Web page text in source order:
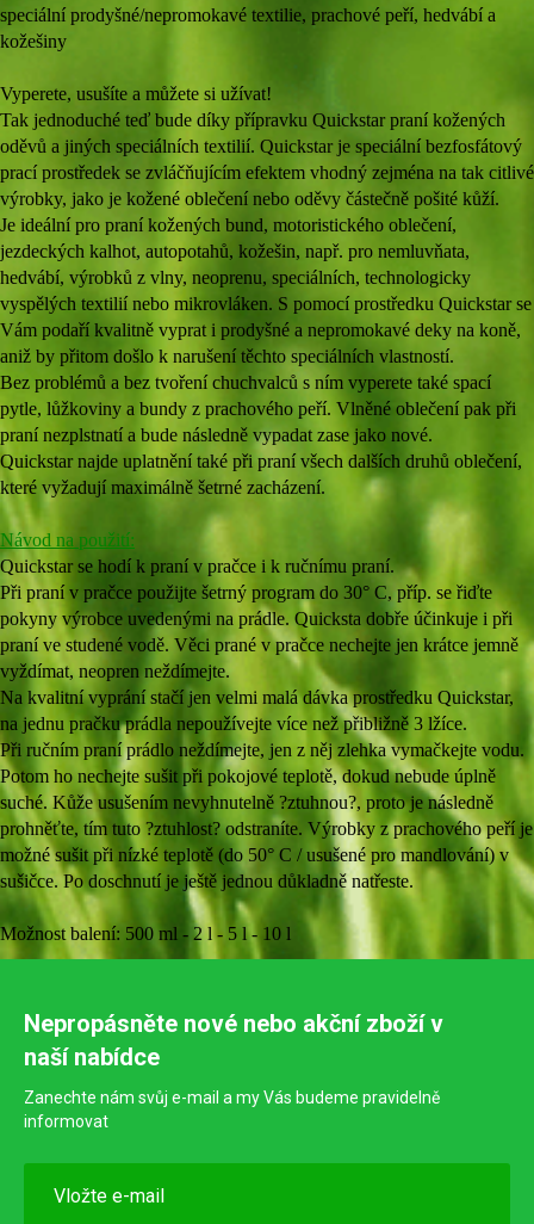
speciální prodyšné/nepromokavé textilie, prachové peří, hedvábí a
kožešiny
Vyperete, usušíte a můžete si užívat!
Tak jednoduché teď bude díky přípravku Quickstar praní kožených
oděvů a jiných speciálních textilií. Quickstar je speciální bezfosfátový
prací prostředek se zvláčňujícím efektem vhodný zejména na tak citlivé
výrobky, jako je kožené oblečení nebo oděvy částečně pošité kůží.
Je ideální pro praní kožených bund, motoristického oblečení,
jezdeckých kalhot, autopotahů, kožešin, např. pro nemluvňata,
hedvábí, výrobků z vlny, neoprenu, speciálních, technologicky
vyspělých textilií nebo mikrovláken. S pomocí prostředku Quickstar se
Vám podaří kvalitně vyprat i prodyšné a nepromokavé deky na koně,
aniž by přitom došlo k narušení těchto speciálních vlastností.
Bez problémů a bez tvoření chuchvalců s ním vyperete také spací
pytle, lůžkoviny a bundy z prachového peří. Vlněné oblečení pak při
praní nezplstnatí a bude následně vypadat zase jako nové.
Quickstar najde uplatnění také při praní všech dalších druhů oblečení,
které vyžadují maximálně šetrné zacházení.
Návod na použití:
Quickstar se hodí k praní v pračce i k ručnímu praní.
Při praní v pračce použijte šetrný program do 30° C, příp. se řiďte
pokyny výrobce uvedenými na prádle. Quicksta dobře účinkuje i při
praní ve studené vodě. Věci prané v pračce nechejte jen krátce jemně
vyždímat, neopren neždímejte.
Na kvalitní vyprání stačí jen velmi malá dávka prostředku Quickstar,
na jednu pračku prádla nepoužívejte více než přibližně 3 lžíce.
Při ručním praní prádlo neždímejte, jen z něj zlehka vymačkejte vodu.
Potom ho nechejte sušit při pokojové teplotě, dokud nebude úplně
suché. Kůže usušením nevyhnutelně ?ztuhnou?, proto je následně
prohněťte, tím tuto ?ztuhlost? odstraníte. Výrobky z prachového peří je
možné sušit při nízké teplotě (do 50° C / usušené pro mandlování) v
sušičce. Po doschnutí je ještě jednou důkladně natřeste.
Možnost balení: 500 ml - 2 l - 5 l - 10 l
Nepropásněte nové nebo akční zboží v
naší nabídce
Zanechte nám svůj e-mail a my Vás budeme pravidelně
informovat